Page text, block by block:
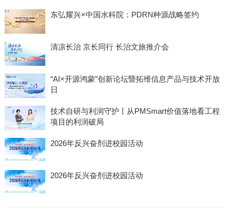
东弘耀兴×中国水科院：PDRN种源战略签约
清凉长治 京长同行 长治文旅推介会
“AI×开源鸿蒙”创新论坛暨拓维信息产品与技术开放
日
技术自研与利润守护丨从PMSmart价值落地看工程
项目的利润破局
2026年反兴奋剂进校园活动
2026年反兴奋剂进校园活动